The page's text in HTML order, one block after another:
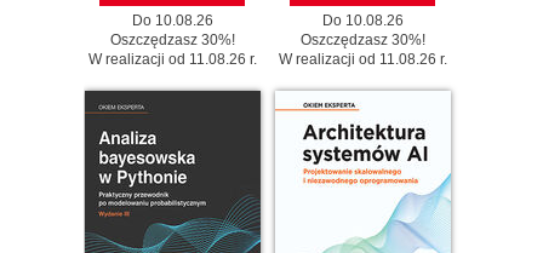
Do 10.08.26
Oszczędzasz 30%!
W realizacji od 11.08.26 r.
Do 10.08.26
Oszczędzasz 30%!
W realizacji od 11.08.26 r.